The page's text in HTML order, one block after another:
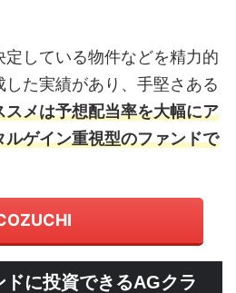
している物件などを精力的
た実績があり、手堅さある
スメは予想配当率を大幅にア
ゲイン重視型のファンドで
ドに投資できるAGクラ